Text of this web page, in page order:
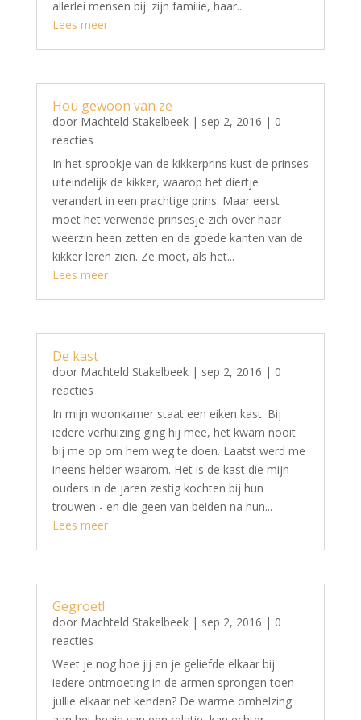
allerlei mensen bij: zijn familie, haar...
Lees meer
Hou gewoon van ze
door Machteld Stakelbeek| sep 2, 2016 | 0
reacties
In het sprookje van de kikkerprins kust de prinses
uiteindelijk de kikker, waarop het diertje
verandert in een prachtige prins. Maar eerst
moet het verwende prinsesje zich over haar
weerzin heen zetten en de goede kanten van de
kikker leren zien. Ze moet, als het...
Lees meer
De kast
door Machteld Stakelbeek| sep 2, 2016 | 0
reacties
In mijn woonkamer staat een eiken kast. Bij
iedere verhuizing ging hij mee, het kwam nooit
bij me op om hem weg te doen. Laatst werd me
ineens helder waarom. Het is de kast die mijn
ouders in de jaren zestig kochten bij hun
trouwen - en die geen van beiden na hun...
Lees meer
Gegroet!
door Machteld Stakelbeek| sep 2, 2016 | 0
reacties
Weet je nog hoe jij en je geliefde elkaar bij
iedere ontmoeting in de armen sprongen toen
jullie elkaar net kenden? De warme omhelzing